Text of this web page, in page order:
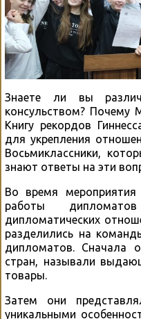
Знаете ли вы
консульством?
Книгу рекордов
для укрепления
Восьмиклассники,
знают ответы на эти
Во время мероприятия
работы
дипломатических
разделились на
дипломатов. Сначала
стран, называли
товары.
Затем они
уникальными